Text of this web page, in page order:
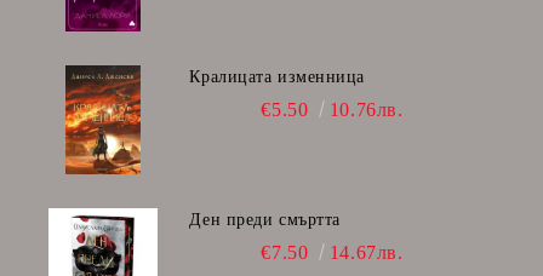
Кралицата изменница
€5.50 10.76лв.
Ден преди смъртта
€7.50 14.67лв.